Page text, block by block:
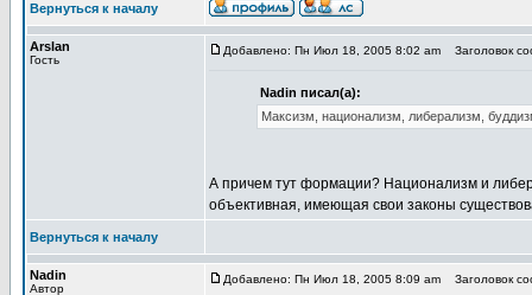
Вернуться к началу
Arslan
Гость
Добавлено: Пн Июл 18, 2005 8:02 am Заголовок
Nadin писал(а):
Максизм, национализм, либерализм,
А причем тут формации? Национализм и
объективная, имеющая свои законы
Вернуться к началу
Nadin
Автор
Добавлено: Пн Июл 18, 2005 8:09 am Заголовок